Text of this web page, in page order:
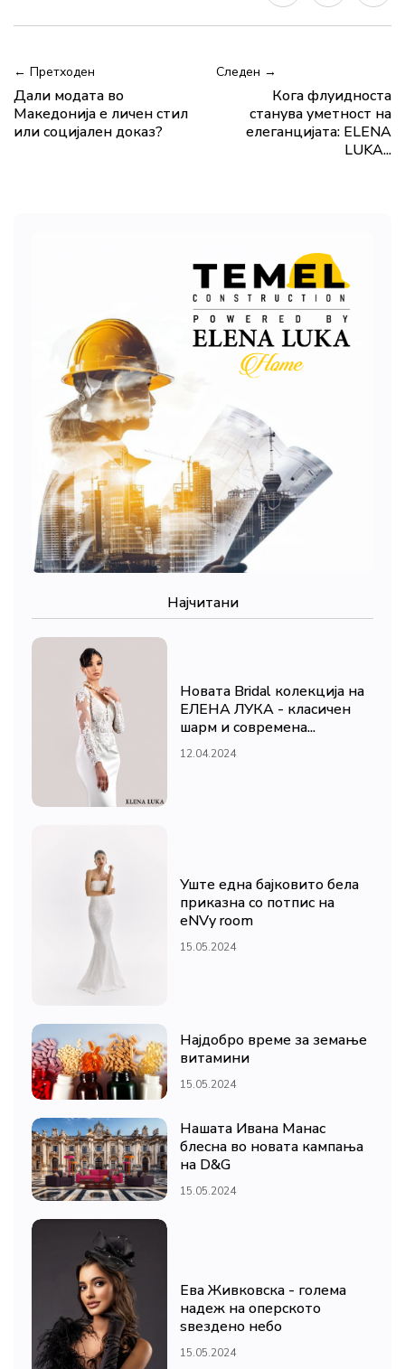
← Претходен
Дали модата во
Македонија е личен стил
или социјален доказ?
Следен →
Кога флуидноста
станува уметност на
елеганцијата: ELENA
LUKA...
Најчитани
Новата Bridal колекција на
ЕЛЕНА ЛУКА - класичен
шарм и современа...
12.04.2024
Уште една бајковито бела
приказна со потпис на
eNVy room
15.05.2024
Најдобро време за земање
витамини
15.05.2024
Нашата Ивана Манас
блесна во новата кампања
на D&G
15.05.2024
Ева Живковска - голема
надеж на оперското
ѕвездено небо
15.05.2024